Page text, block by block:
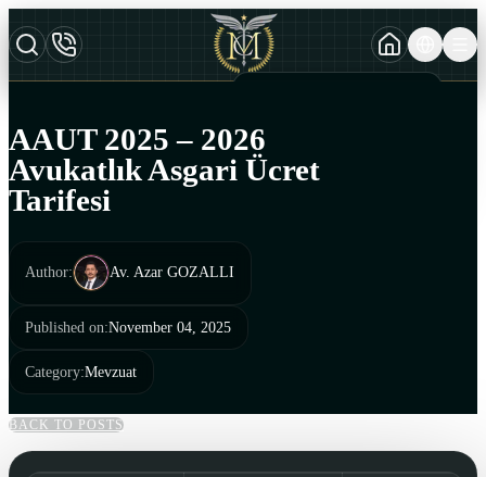
AZERBAYCAN DILI
ENGLISH
AAUT 2025 – 2026
Avukatlık Asgari Ücret
Tarifesi
Author: Av. Azar GOZALLI
Published on:November 04, 2025
Category:Mevzuat
BACK TO POSTS